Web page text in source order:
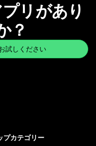
リがあり
？
試しください
プカテゴリー